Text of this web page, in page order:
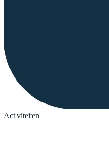
Activiteiten